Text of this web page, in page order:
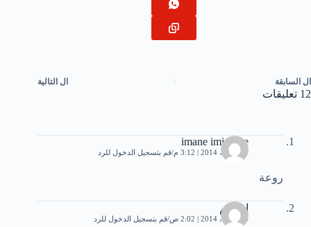
ال السابقة ال التالية
12 تعليقات
imane imi hope
19 أبريل، 2014 | 3:12 م قم بتسجيل الدخول للرد
روعة
احﻻهم
24 أبريل، 2014 | 2:02 ص قم بتسجيل الدخول للرد